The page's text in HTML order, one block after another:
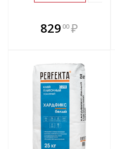
829 00 ₽
В комплекте
всегда выгоднее!